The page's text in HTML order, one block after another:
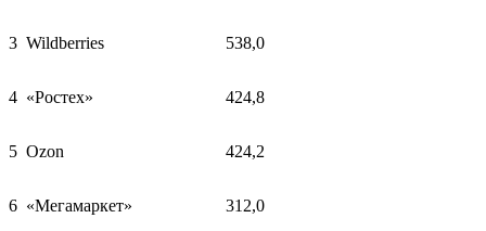
3 Wildberries 538,0
4 «Ростех» 424,8
5 Ozon 424,2
6 «Мегамаркет» 312,0